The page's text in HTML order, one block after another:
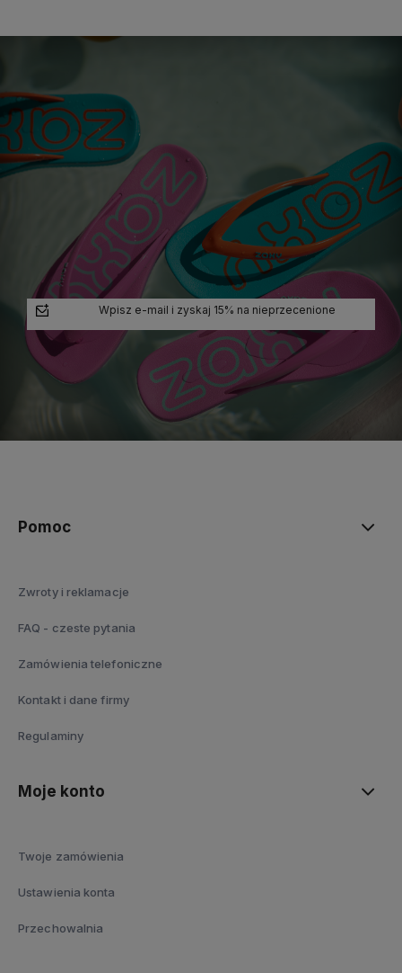
Wpisz e-mail i zyskaj 15% na nieprzecenione
Pomoc
Zwroty i reklamacje
FAQ - czeste pytania
Zamówienia telefoniczne
Kontakt i dane firmy
Regulaminy
Moje konto
Twoje zamówienia
Ustawienia konta
Przechowalnia